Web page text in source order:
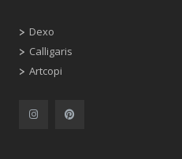
Dexo
Calligaris
Artcopi